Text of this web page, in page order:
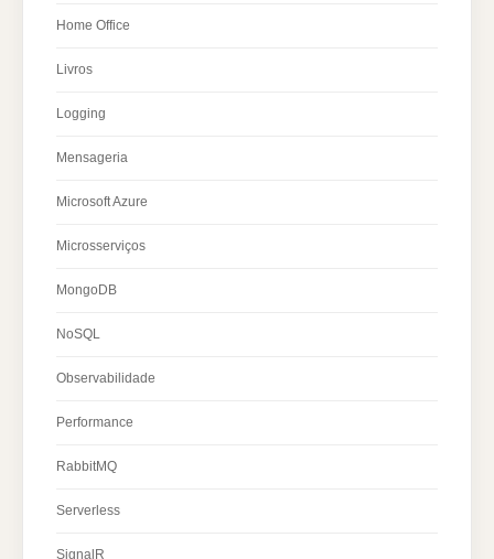
Home Office
Livros
Logging
Mensageria
Microsoft Azure
Microsserviços
MongoDB
NoSQL
Observabilidade
Performance
RabbitMQ
Serverless
SignalR